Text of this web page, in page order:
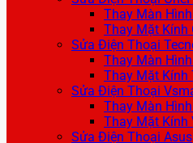
Thay Màn
Thay Mặt Kính
Sửa Điện Thoại
Thay Màn
Thay Mặt Kính
Sửa Điện Thoại
Thay Màn
Thay Mặt Kính
Sửa Điện Thoại Asus